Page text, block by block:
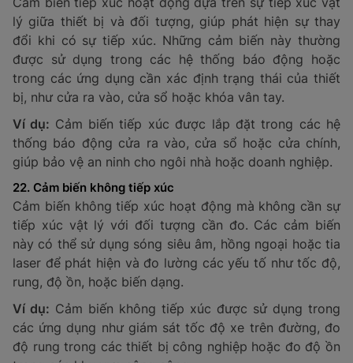
sử dụng trên nhiều loại vật liệu như cao su, thép, nhựa,
và các vật liệu bị ăn mòn. Chúng giúp tăng cường chất
lượng sản phẩm và phát hiện các vấn đề trước khi xảy
ra sự cố nghiêm trọng.
Ví dụ: Cảm biến khuyết tật được sử dụng trong các
sản phẩm, đảm bảo không có vết nứt hoặc khuyết
điểm làm ảnh hưởng đến chất lượng.
Cảm biến ngọn lửa được thiết kế để phát hiện và giám
sát mức độ ngọn lửa trong các ứng dụng công nghiệp,
bảo vệ an toàn cho con người và thiết bị. Các thiết bị
này có thể phát hiện các ngọn lửa từ xa và gửi tín hiệu
cảnh báo khi phát hiện lửa, giúp giảm thiểu thiệt hại
do cháy nổ.
Ví dụ: Cảm biến ngọn lửa được ứng dụng trong các hệ
thống phòng cháy chữa cháy, đặc biệt là trong các
kho xăng dầu hoặc trong các khu vực sử dụng gas